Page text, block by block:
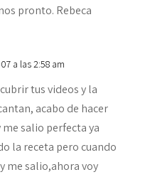
pronto. Rebeca
a las 2:58 am
tus videos y la
acabo de hacer
salio perfecta ya
la receta pero cuando
me salio,ahora voy